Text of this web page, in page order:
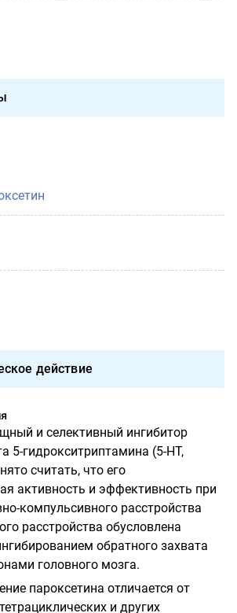
действие
и селективный ингибитор
5-гидрокситриптамина (5-НТ,
считать, что его
активность и эффективность при
компульсивного расстройства
расстройства обусловлена
обратного захвата
головного мозга.
пароксетина отличается от
и других